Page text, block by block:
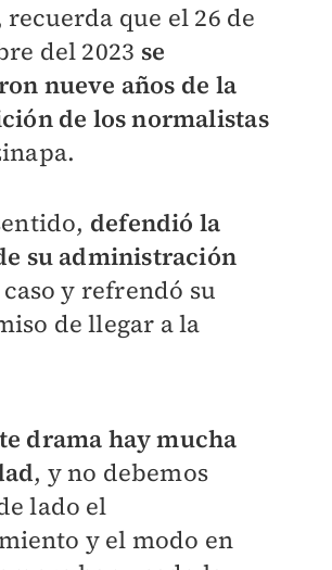
recuerda que el 26 de
del 2023 se
nueve años de la
de los normalistas
defendió la
su administración
y refrendó su
de llegar a la
drama hay mucha
, y no debemos
lado el
y el modo en